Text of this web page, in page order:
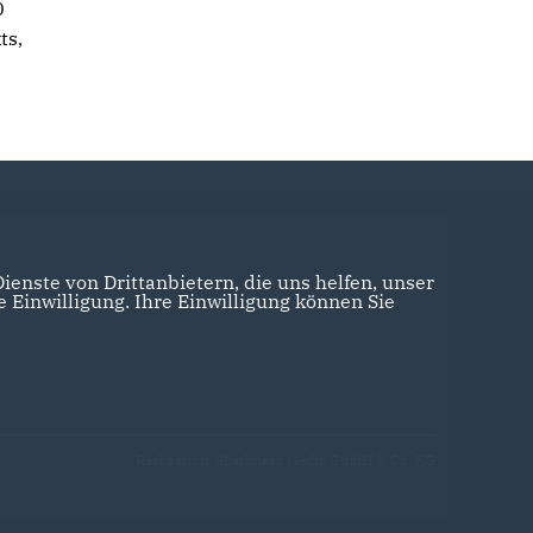
von Drittanbietern, die uns helfen, unser
Einwilligung. Ihre Einwilligung können Sie